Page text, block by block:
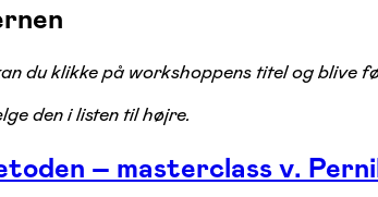
du klikke på workshoppens titel og blive
den i listen til højre.
– masterclass v.